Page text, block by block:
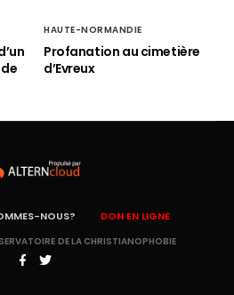
HAUTE-NORMANDIE
Profanation au cimetière
d’Evreux
NOUS? DON EN LIGNE
DE LA CHRISTIANOPHOBIE